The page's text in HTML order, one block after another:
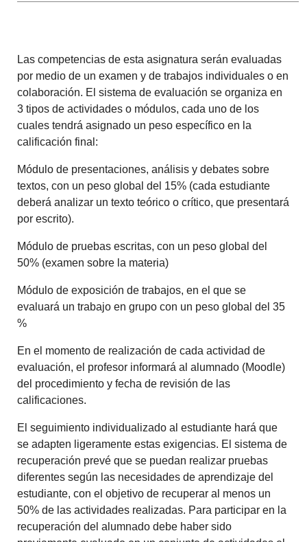
Las competencias de esta asignatura serán evaluadas
por medio de un examen y de trabajos individuales o en
colaboración. El sistema de evaluación se organiza en
3 tipos de actividades o módulos, cada uno de los
cuales tendrá asignado un peso específico en la
calificación final:
Módulo de presentaciones, análisis y debates sobre
textos, con un peso global del 15% (cada estudiante
deberá analizar un texto teórico o crítico, que presentará
por escrito).
Módulo de pruebas escritas, con un peso global del
50% (examen sobre la materia)
Módulo de exposición de trabajos, en el que se
evaluará un trabajo en grupo con un peso global del 35
%
En el momento de realización de cada actividad de
evaluación, el profesor informará al alumnado (Moodle)
del procedimiento y fecha de revisión de las
calificaciones.
El seguimiento individualizado al estudiante hará que
se adapten ligeramente estas exigencias. El sistema de
recuperación prevé que se puedan realizar pruebas
diferentes según las necesidades de aprendizaje del
estudiante, con el objetivo de recuperar al menos un
50% de las actividades realizadas. Para participar en la
recuperación del alumnado debe haber sido